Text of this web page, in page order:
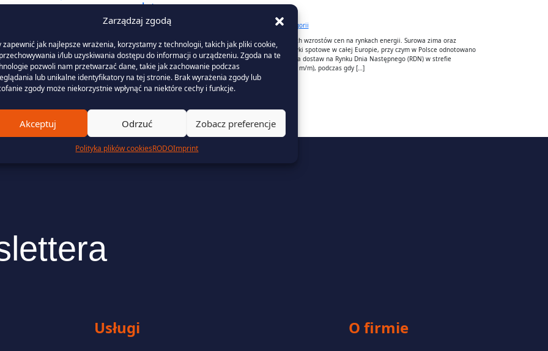
Zarządzaj zgodą
zapewnić jak najlepsze wrażenia, korzystamy z technologii, takich jak pliki cookie,
i/lub uzyskiwania dostępu do informacji o urządzeniu. Zgoda na te
pozwoli nam przetwarzać dane, takie jak zachowanie podczas
lub unikalne identyfikatory na tej stronie. Brak wyrażenia zgody lub
zgody może niekorzystnie wpłynąć na niektóre cechy i funkcje.
Akceptuj Odrzuć Zobacz preferencje
Polityka plików cookiesRODOImprint
gdzie poprawa pogody i rosnąca
EUR/MWh. Sytuację dodatkowo
obecny kształt systemu EU ETS. Jednak
Wschodzie — ataki militarne […]
lat
Posted by
Bez kategorii
Początek 2026 roku upłynął pod znakiem gwałtownych wzrostów cen na rynkach energii. Surowa zima oraz
niesprzyjające warunki pogodowe wywindowały stawki spotowe w całej Europie, przy czym w Polsce odnotowano
najwyższe poziomy od niemal trzech lat. Średnia cena dostaw na Rynku Dnia Następnego (RDN) w strefie
europejskiej wyniosła 124 EUR/MWh (wzrost o 32,4% m/m), podczas gdy […]
Continue reading »
Usługi O firmie